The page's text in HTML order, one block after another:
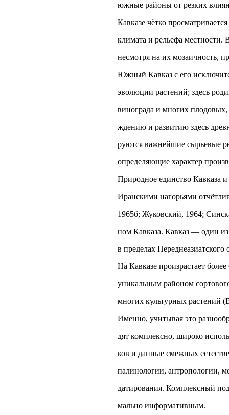
южные районы от резких
Кавказе чётко
климата и рельефа
несмотря на их мозаичность,
Южный Кавказ с его
эволюции растений; здесь
винограда и многих
ждению и развитию здесь
руются важнейшие сырьевые
определяющие характер
Природное единство Кавказа
Иранскими нагорьями
1965б; Жуковский, 1964;
ном Кавказа. Кавказ — один
в пределах
На Кавказе произрастает
уникальным районом
многих культурных растений
Именно, учитывая это
дят комплексно, широко
ков и данные смежных
палинологии, антропологии,
датирования. Комплексный
мально информативным.